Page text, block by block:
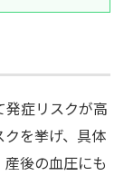
症リスクが高
クを挙げ、具体
後の血圧にも